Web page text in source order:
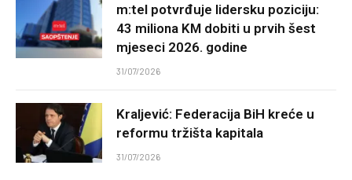
m:tel potvrđuje lidersku poziciju:
43 miliona KM dobiti u prvih šest
mjeseci 2026. godine
31/07/2026
Kraljević: Federacija BiH kreće u
reformu tržišta kapitala
31/07/2026